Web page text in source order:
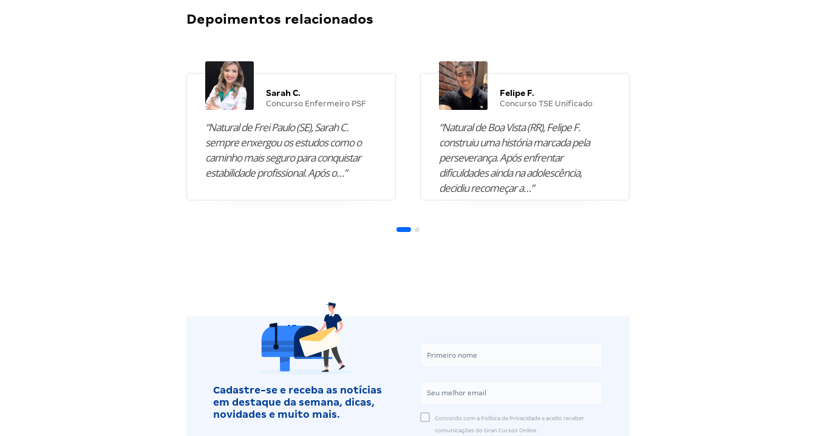
Depoimentos relacionados
Sarah C.
Concurso Enfermeiro PSF
“Natural de Frei Paulo (SE), Sarah C.
sempre enxergou os estudos como o
caminho mais seguro para conquistar
estabilidade profissional. Após o…”
Felipe F.
Concurso TSE Unificado
“Natural de Boa Vista (RR), Felipe F.
construiu uma história marcada pela
perseverança. Após enfrentar
dificuldades ainda na adolescência,
decidiu recomeçar a…”
Cadastre-se e receba as notícias
em destaque da semana, dicas,
novidades e muito mais.
Concordo com a Política de Privacidade e aceito receber
comunicações do Gran Cursos Online.